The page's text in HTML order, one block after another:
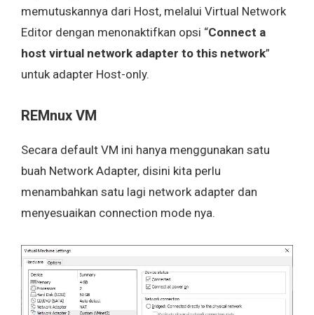
memutuskannya dari Host, melalui Virtual Network
Editor dengan menonaktifkan opsi “Connect a
host virtual network adapter to this network”
untuk adapter Host-only.
REMnux VM
Secara default VM ini hanya menggunakan satu
buah Network Adapter, disini kita perlu
menambahkan satu lagi network adapter dan
menyesuaikan connection mode nya.